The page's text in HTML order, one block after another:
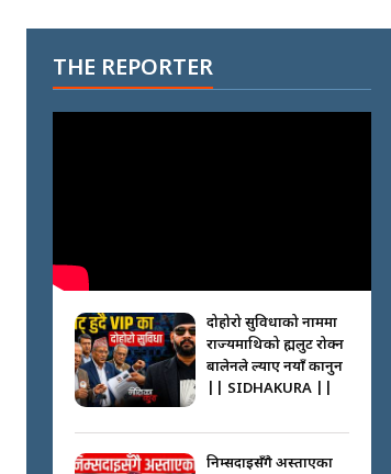
THE REPORTER
दोहोरो सुविधाको नाममा
राज्यमाथिको ब्रह्मलुट रोक्न
बालेनले ल्याए नयाँ कानुन
|| SIDHAKURA ||
निम्सदाइसँगै अस्ताएका